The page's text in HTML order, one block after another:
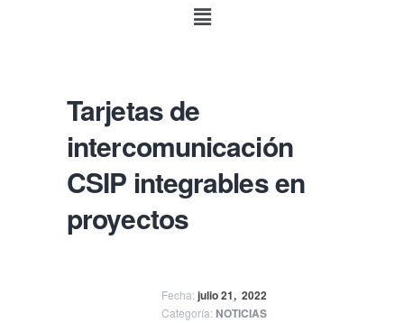
Tarjetas de
intercomunicación
CSIP integrables en
proyectos
Fecha: julio 21, 2022
Categoría: NOTICIAS